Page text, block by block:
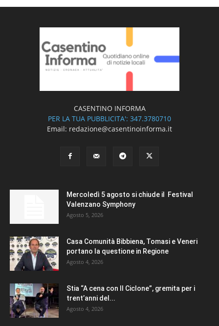
CASENTINO INFORMA
PER LA TUA PUBBLICITA': 347.3780710
Email: redazione@casentinoinforma.it
Mercoledì 5 agosto si chiude il Festival
Valenzano Symphony
Agosto 5, 2026
Casa Comunità Bibbiena, Tomasi e Veneri
portano la questione in Regione
Agosto 4, 2026
Stia “A cena con Il Ciclone”, gremita per i
trent’anni del...
Agosto 4, 2026